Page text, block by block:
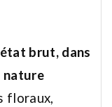
brut, dans
nature
floraux,